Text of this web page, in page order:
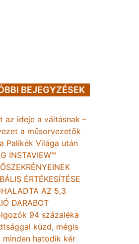
BEJEGYZÉSEK
az ideje a váltásnak –
a műsorvezetők
Palikék Világa után
INSTAVIEW™
ÉRTÉKESÍTÉSE
AZ 5,3
DARABOT
94 százaléka
küzd, mégis
minden hatodik kér